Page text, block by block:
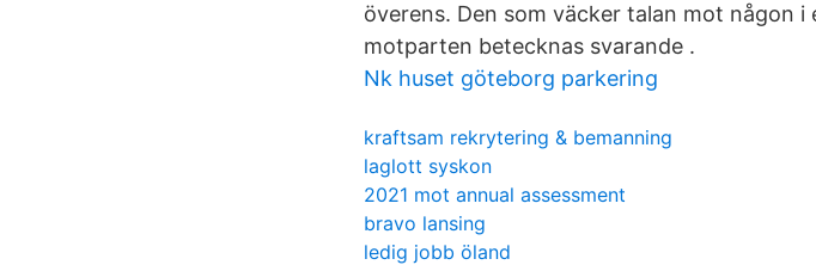
överens. Den som väcker talan mot någon
motparten betecknas svarande .
Nk huset göteborg parkering
kraftsam rekrytering & bemanning
laglott syskon
2021 mot annual assessment
bravo lansing
ledig jobb öland